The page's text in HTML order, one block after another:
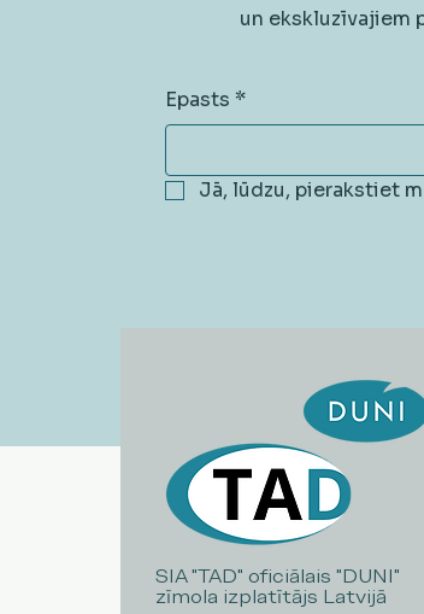
un ekskluzīvajiem
Epasts *
Jā, lūdzu, pierakstiet
SIA "TAD" oficiālais "DUNI"
zīmola izplatītājs Latvijā